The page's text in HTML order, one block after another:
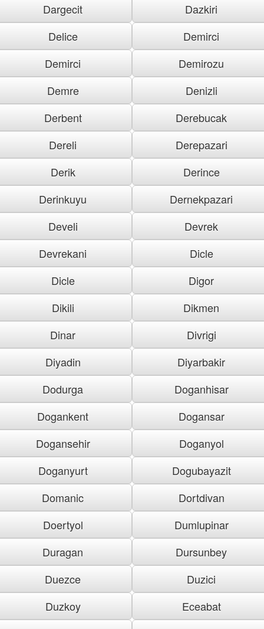
Dargecit
Dazkiri
Delice
Demirci
Demirci
Demirozu
Demre
Denizli
Derbent
Derebucak
Dereli
Derepazari
Derik
Derince
Derinkuyu
Dernekpazari
Develi
Devrek
Devrekani
Dicle
Dicle
Digor
Dikili
Dikmen
Dinar
Divrigi
Diyadin
Diyarbakir
Dodurga
Doganhisar
Dogankent
Dogansar
Dogansehir
Doganyol
Doganyurt
Dogubayazit
Domanic
Dortdivan
Doertyol
Dumlupinar
Duragan
Dursunbey
Duezce
Duzici
Duzkoy
Eceabat